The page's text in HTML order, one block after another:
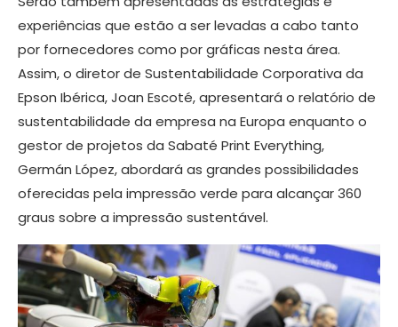
experiências que estão a ser levadas a cabo tanto
por fornecedores como por gráficas nesta área.
Assim, o diretor de Sustentabilidade Corporativa da
Epson Ibérica, Joan Escoté, apresentará o relatório de
sustentabilidade da empresa na Europa enquanto o
gestor de projetos da Sabaté Print Everything,
Germán López, abordará as grandes possibilidades
oferecidas pela impressão verde para alcançar 360
graus sobre a impressão sustentável.